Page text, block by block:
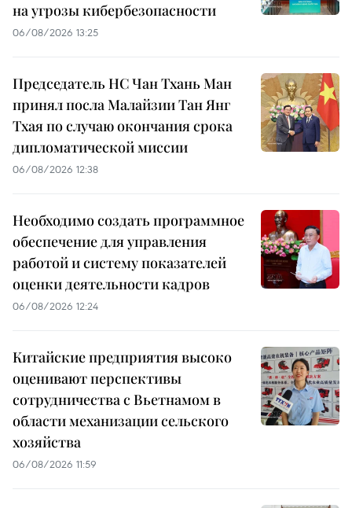
на угрозы кибербезопасности
06/08/2026 13:25
Председатель НС Чан Тхань Ман
принял посла Малайзии Тан Янг
Тхая по случаю окончания срока
дипломатической миссии
06/08/2026 12:38
Необходимо создать программное
обеспечение для управления
работой и систему показателей
оценки деятельности кадров
06/08/2026 12:24
Китайские предприятия высоко
оценивают перспективы
сотрудничества с Вьетнамом в
области механизации сельского
хозяйства
06/08/2026 11:59